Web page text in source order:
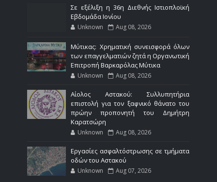
Σε εξέλιξη η 36η Διεθνής Ιστιοπλοϊκή
Εβδομάδα Ιονίου
Unknown Aug 08, 2026
Μύτικας: Χρηματική συνεισφορά όλων
των επαγγελματιών ζητά η Οργανωτική
Επιτροπή Βαρκαρόλας Μύτικα
Unknown Aug 08, 2026
Αίολος Αστακού: Συλλυπητήρια
επιστολή για τον ξαφνικό θάνατο του
πρώην προπονητή του Δημήτρη
Καρατσώρη
Unknown Aug 08, 2026
Εργασίες ασφαλτόστρωσης σε τμήματα
οδών του Αστακού
Unknown Aug 07, 2026